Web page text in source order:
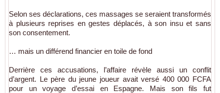
Selon ses déclarations, ces massages se seraient transformés
à plusieurs reprises en gestes déplacés, à son insu et sans
son consentement.
… mais un différend financier en toile de fond
Derrière ces accusations, l’affaire révèle aussi un conflit
d’argent. Le père du jeune joueur avait versé 400 000 FCFA
pour un voyage d’essai en Espagne. Mais son fils fut